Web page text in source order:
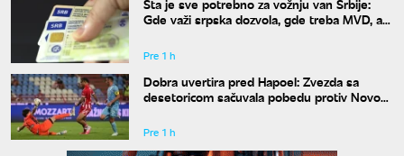
Šta je sve potrebno za vožnju van Srbije:
Gde važi srpska dozvola, gde treba MVD, a
Pre 1 h
Dobra uvertira pred Hapoel: Zvezda sa
desetoricom sačuvala pobedu protiv Novog
Pre 1 h